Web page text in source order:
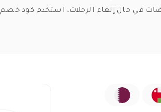
في حال إلغاء الرحلات، استخدم كود خصم